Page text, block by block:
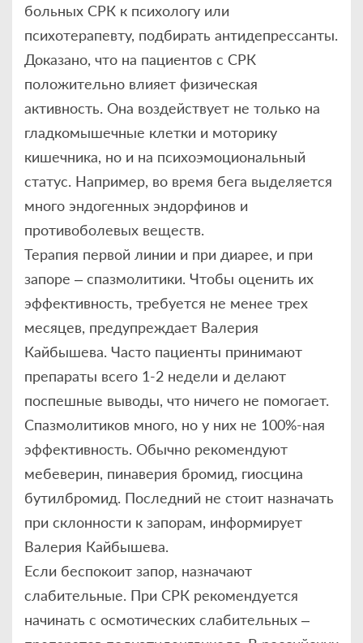
больных СРК к психологу или
психотерапевту, подбирать антидепрессанты.
Доказано, что на пациентов с СРК
положительно влияет физическая
активность. Она воздействует не только на
гладкомышечные клетки и моторику
кишечника, но и на психоэмоциональный
статус. Например, во время бега выделяется
много эндогенных эндорфинов и
противоболевых веществ.
Терапия первой линии и при диарее, и при
запоре – спазмолитики. Чтобы оценить их
эффективность, требуется не менее трех
месяцев, предупреждает Валерия
Кайбышева. Часто пациенты принимают
препараты всего 1-2 недели и делают
поспешные выводы, что ничего не помогает.
Спазмолитиков много, но у них не 100%-ная
эффективность. Обычно рекомендуют
мебеверин, пинаверия бромид, гиосцина
бутилбромид. Последний не стоит назначать
при склонности к запорам, информирует
Валерия Кайбышева.
Если беспокоит запор, назначают
слабительные. При СРК рекомендуется
начинать с осмотических слабительных –